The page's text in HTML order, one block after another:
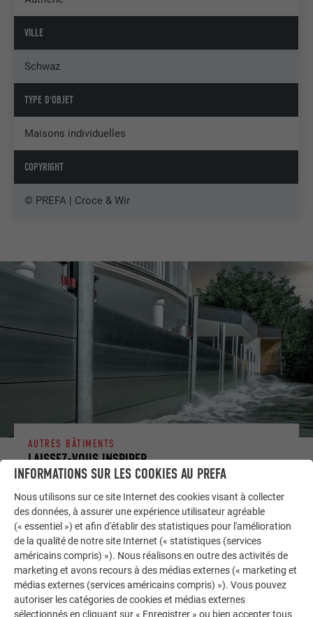
VILLE
Schwaz
TYPE D'OBJET
Maisons individuelles
COPYRIGHT
© PREFA | Croce & Wir
LAISSEZ-VOUS INSPIRER
AUTRES BÂTIMENTS
La galerie de références PREFA démontre la
polyvalence de l’aluminium. Découvrez d’autres projets
impressionnants avec les solutions en aluminium
durables de PREFA pour toitures, systèmes solaires et
façades.
VOIR DAVANTAGE DE RÉFÉRENCES
INFORMATIONS SUR LES COOKIES AU PREFA
Nous utilisons sur ce site Internet des cookies visant à collecter
des données, à assurer une expérience utilisateur agréable
(« essentiel ») et afin d'établir des statistiques pour l'amélioration
de la qualité de notre site Internet (« statistiques (services
américains compris) »). Nous réalisons en outre des activités de
marketing et avons recours à des médias externes (« marketing et
médias externes (services américains compris) »). Vous pouvez
autoriser les catégories de cookies et médias externes
sélectionnés en cliquant sur « Enregistrer » ou bien accepter tous